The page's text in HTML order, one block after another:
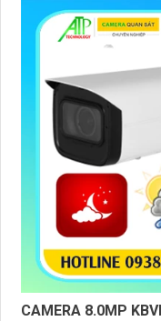
CAMERA 8.0MP